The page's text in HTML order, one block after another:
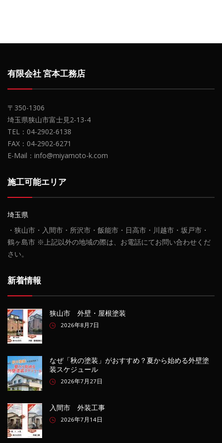
有限会社 宮本工務店
〒350-1306
埼玉県狭山市富士見2-13-4
TEL：04-2902-6138
FAX：04-2902-6271
E-Mail：info@miyamoto-k.com
施工可能エリア
埼玉県
・狭山市・入間市・所沢市・飯能市・日高市・川越市・坂戸市・
鶴ヶ島市 ※上記以外の地域の際は、お電話にてお問い合わせくだ
さい。
新着情報
狭山市 外壁・屋根塗装
2026年8月7日
なぜ「秋の塗装」がおすすめ？夏から始める外壁塗
装スケジュール
2026年7月27日
入間市 外装工事
2026年7月14日